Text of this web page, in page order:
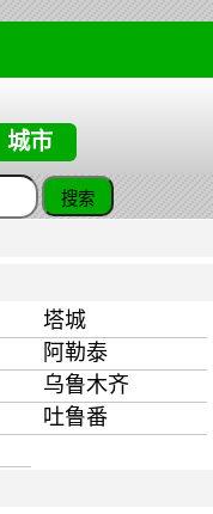
城市
塔城
阿勒泰
乌鲁木齐
吐鲁番